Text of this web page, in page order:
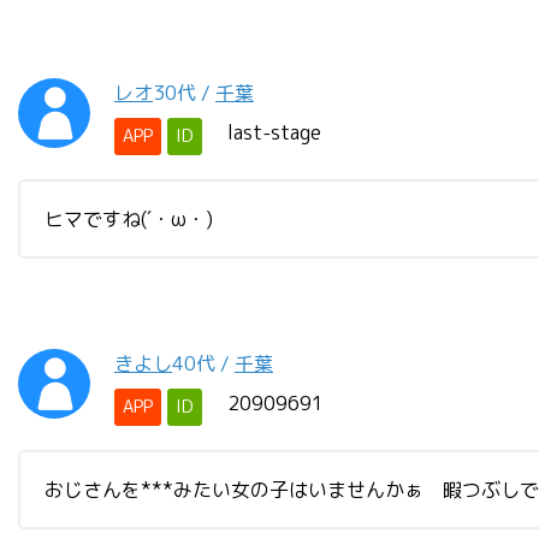
レオ30代 / 千葉
APP ID last-stage
ヒマですね(´・ω・)
きよし40代 / 千葉
APP ID 20909691
おじさんを***みたい女の子はいませんかぁ 暇つぶし